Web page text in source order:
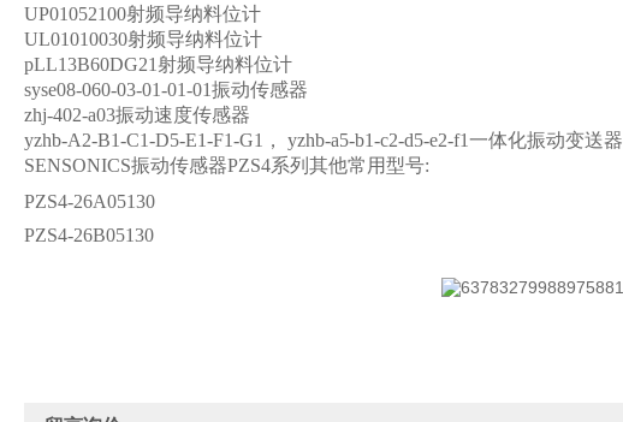
UP01052100射频导纳料位计
UL01010030射频导纳料位计
pLL13B60DG21射频导纳料位计
syse08-060-03-01-01-01振动传感器
zhj-402-a03振动速度传感器
yzhb-A2-B1-C1-D5-E1-F1-G1， yzhb-a5-b1-c2-d5-e2-f1一体化振动变送器
SENSONICS振动传感器PZS4系列其他常用型号:
PZS4-26A05130
PZS4-26B05130